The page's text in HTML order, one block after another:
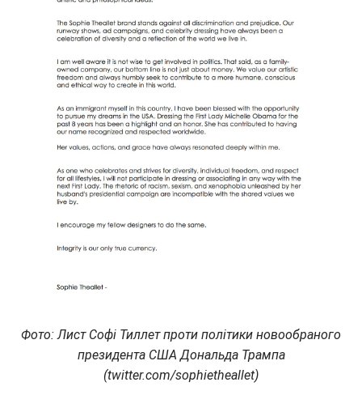
Фото: Лист Софі Тиллет проти політики новообраного
президента США Дональда Трампа
(twitter.com/sophietheallet)